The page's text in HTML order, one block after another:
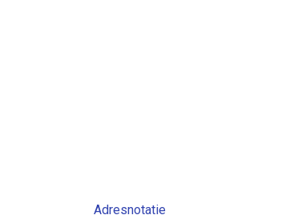
Adresnotatie